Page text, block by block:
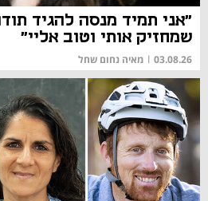
"אני תמיד מנסה להגיד
שמחזיק אותי וטוב אליי"
03.08.26
| מאיה נחום שחל